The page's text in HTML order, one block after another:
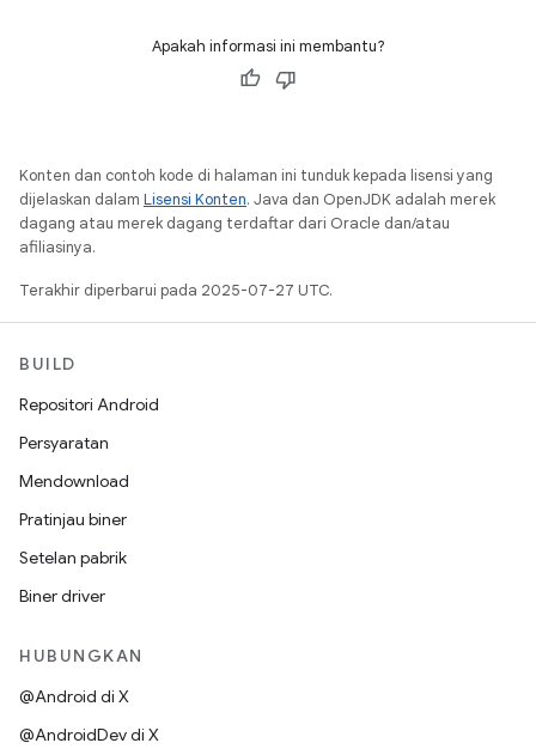
Apakah informasi ini membantu?
Konten dan contoh kode di halaman ini tunduk kepada lisensi yang
dijelaskan dalam Lisensi Konten. Java dan OpenJDK adalah merek
dagang atau merek dagang terdaftar dari Oracle dan/atau
afiliasinya.
Terakhir diperbarui pada 2025-07-27 UTC.
BUILD
Repositori Android
Persyaratan
Mendownload
Pratinjau biner
Setelan pabrik
Biner driver
HUBUNGKAN
@Android di X
@AndroidDev di X